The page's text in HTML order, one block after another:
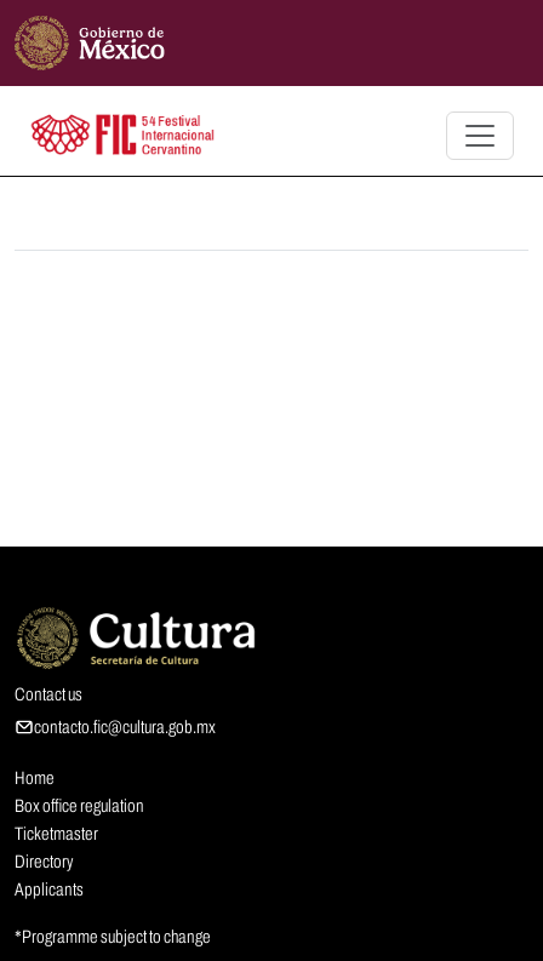
Contact us
contacto.fic@cultura.gob.mx
Home
Box office regulation
Ticketmaster
Directory
Applicants
*Programme subject to change